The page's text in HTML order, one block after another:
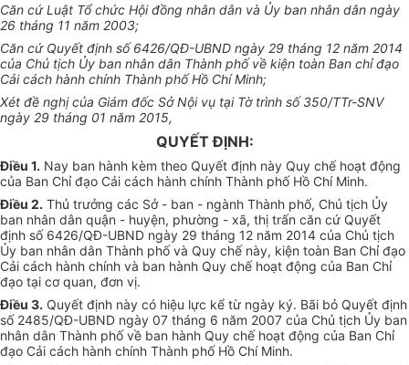
Căn cứ Luật Tổ chức Hội đồng nhân dân và Ủy ban nhân dân ngày
26 tháng 11 năm 2003;
Căn cứ Quyết định số 6426/QĐ-UBND ngày 29 tháng 12 năm 2014
của Chủ tịch Ủy ban nhân dân Thành phố về kiện toàn Ban chỉ đạo
Cải cách hành chính Thành phố Hồ Chí Minh;
Xét đề nghị của Giám đốc Sở Nội vụ tại Tờ trình số 350/TTr-SNV
ngày 29 tháng 01 năm 2015,
QUYẾT ĐỊNH:
Điều 1. Nay ban hành kèm theo Quyết định này Quy chế hoạt động
của Ban Chỉ đạo Cải cách hành chính Thành phố Hồ Chí Minh.
Điều 2. Thủ trưởng các Sở - ban - ngành Thành phố, Chủ tịch Ủy
ban nhân dân quận - huyện, phường - xã, thị trấn căn cứ Quyết
định số 6426/QĐ-UBND ngày 29 tháng 12 năm 2014 của Chủ tịch
Ủy ban nhân dân Thành phố và Quy chế này, kiện toàn Ban Chỉ đạo
Cải cách hành chính và ban hành Quy chế hoạt động của Ban Chỉ
đạo tại cơ quan, đơn vị.
Điều 3. Quyết định này có hiệu lực kể từ ngày ký. Bãi bỏ Quyết định
số 2485/QĐ-UBND ngày 07 tháng 6 năm 2007 của Chủ tịch Ủy ban
nhân dân Thành phố về ban hành Quy chế hoạt động của Ban Chỉ
đạo Cải cách hành chính Thành phố Hồ Chí Minh.